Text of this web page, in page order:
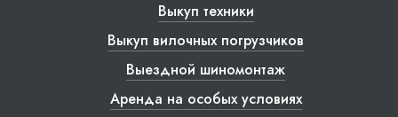
Выкуп техники
Выкуп вилочных погрузчиков
Выездной шиномонтаж
Аренда на особых условиях